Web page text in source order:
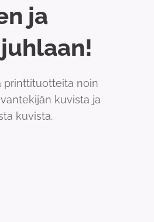
ja
printtituotteita noin
kuvista ja
kuvista.